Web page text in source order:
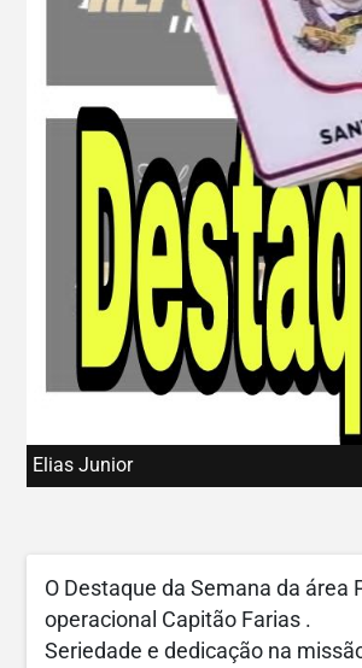
Elias Junior
O Destaque da Semana da área
operacional Capitão Farias .
Seriedade e dedicação na